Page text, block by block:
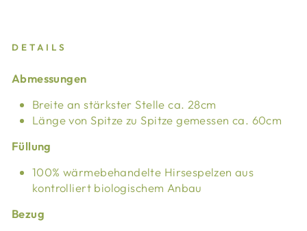
DETAILS
Abmessungen
Breite an stärkster Stelle ca. 28cm
Länge von Spitze zu Spitze gemessen ca. 60cm
Füllung
100% wärmebehandelte Hirsespelzen aus
kontrolliert biologischem Anbau
Bezug